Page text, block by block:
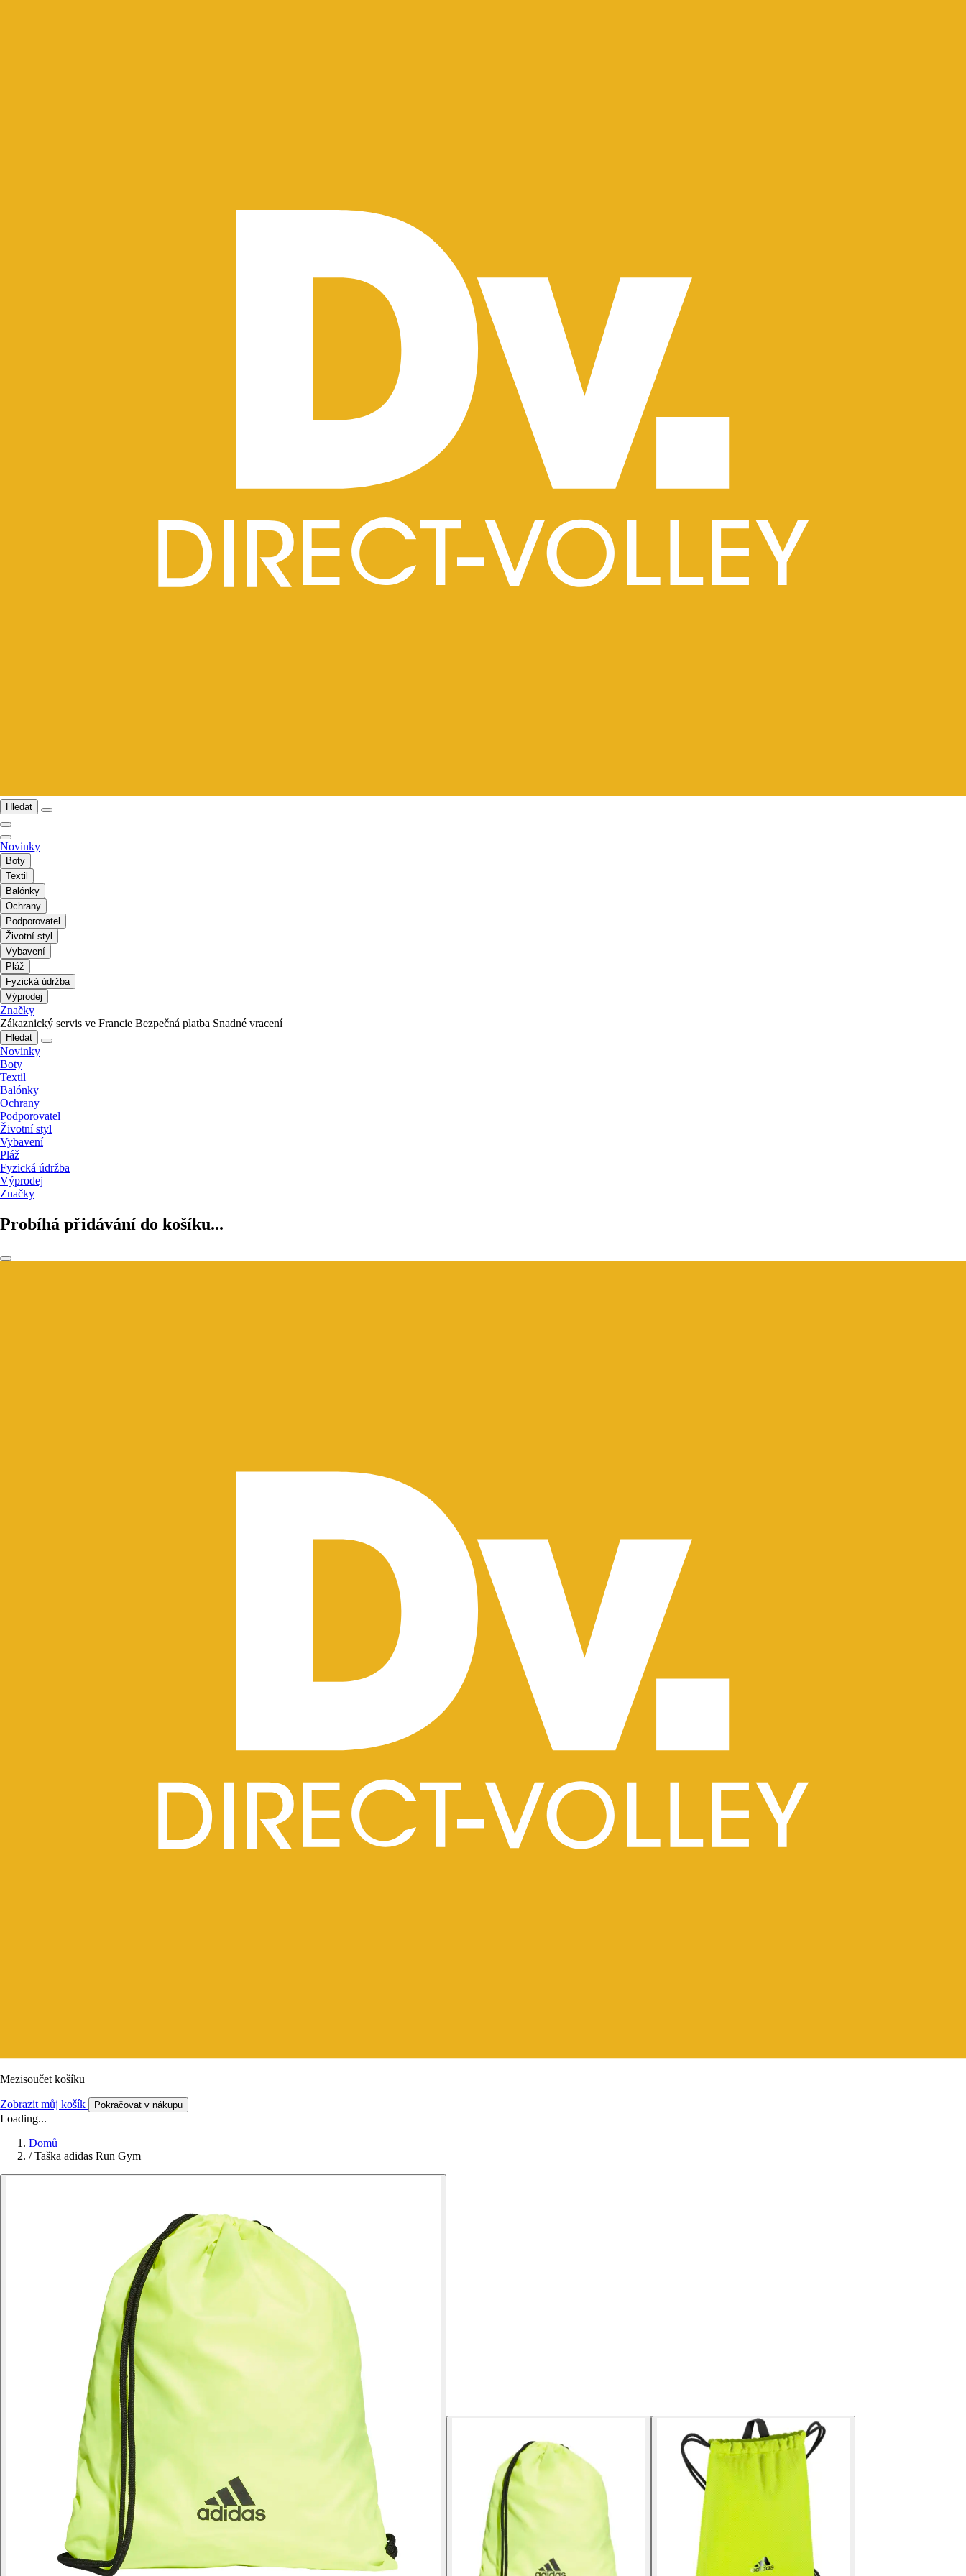
Hledat
Novinky
Boty
Textil
Balónky
Ochrany
Podporovatel
Životní styl
Vybavení
Pláž
Fyzická údržba
Výprodej
Značky
Zákaznický servis ve Francie Bezpečná platba Snadné vracení
Hledat
Novinky
Boty
Textil
Balónky
Ochrany
Podporovatel
Životní styl
Vybavení
Pláž
Fyzická údržba
Výprodej
Značky
Probíhá přidávání do košíku...
Mezisoučet košíku
Zobrazit můj košík Pokračovat v nákupu
Loading...
Domů
/ Taška adidas Run Gym